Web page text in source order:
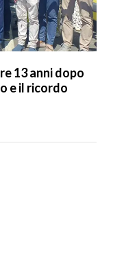
13 anni dopo
e il ricordo